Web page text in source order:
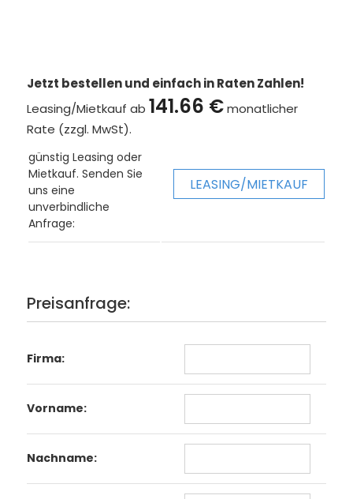
Jetzt bestellen und einfach in Raten Zahlen!
Leasing/Mietkauf ab 141.66 €monatlicher
Rate (zzgl. MwSt).
günstig Leasing oder
Mietkauf. Senden Sie
uns eine
unverbindliche
Anfrage:
LEASING/MIETKAUF
Preisanfrage:
Firma:
Vorname:
Nachname: